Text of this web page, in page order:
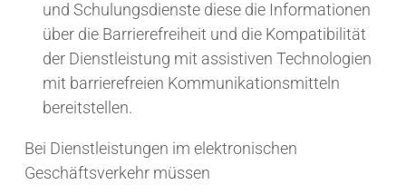
und Schulungsdienste diese die Informationen
über die Barrierefreiheit und die Kompatibilität
der Dienstleistung mit assistiven Technologien
mit barrierefreien Kommunikationsmitteln
bereitstellen.
Bei Dienstleistungen im elektronischen
Geschäftsverkehr müssen